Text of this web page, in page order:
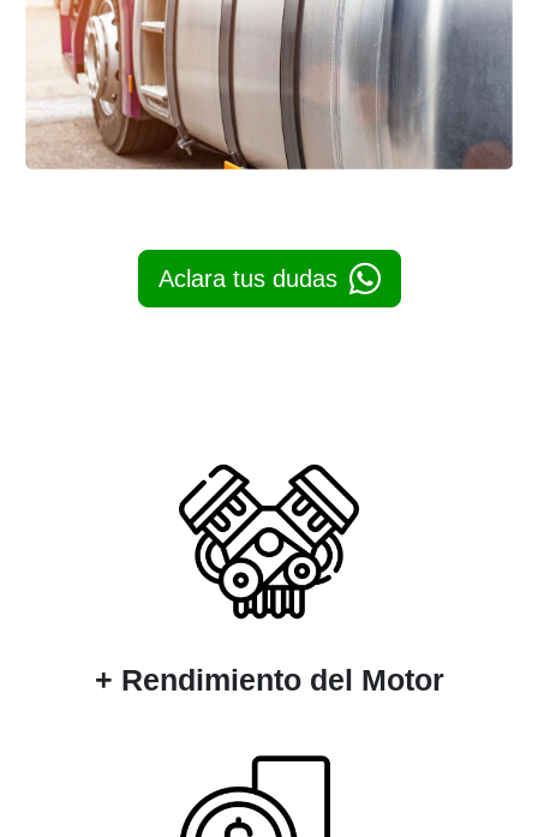
Aclara tus dudas
+ Rendimiento del Motor